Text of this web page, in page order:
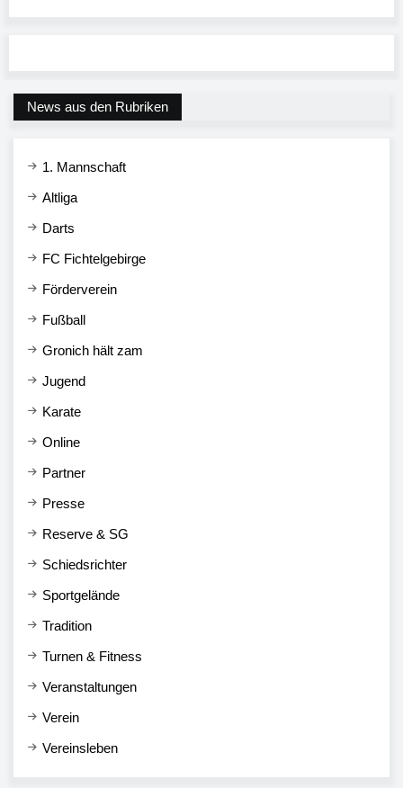
News aus den Rubriken
1. Mannschaft
Altliga
Darts
FC Fichtelgebirge
Förderverein
Fußball
Gronich hält zam
Jugend
Karate
Online
Partner
Presse
Reserve & SG
Schiedsrichter
Sportgelände
Tradition
Turnen & Fitness
Veranstaltungen
Verein
Vereinsleben